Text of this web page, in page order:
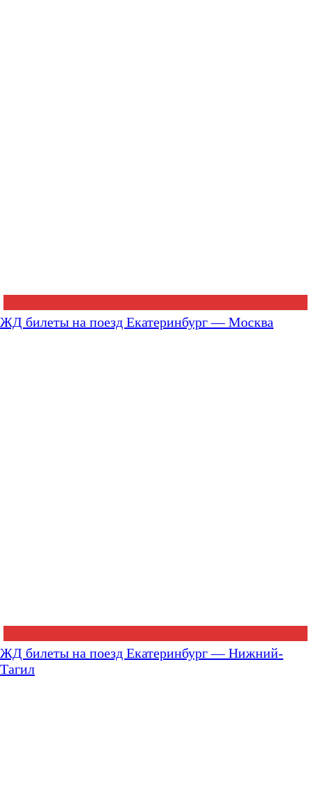
ЖД билеты на поезд Екатеринбург — Москва
ЖД билеты на поезд Екатеринбург — Нижний-
Тагил